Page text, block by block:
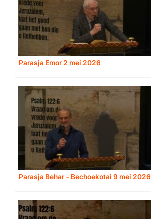
Parasja Emor 2 mei 2026
Parasja Behar – Bechoekotai 9 mei 2026